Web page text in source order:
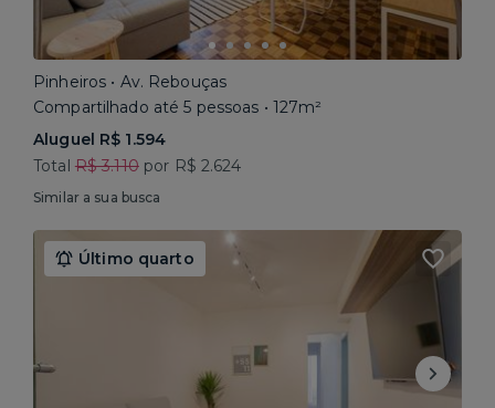
Pinheiros • Av. Rebouças
Compartilhado até 5 pessoas • 127m²
Aluguel R$ 1.594
Total R$ 3.110por R$ 2.624
Similar a sua busca
Último quarto